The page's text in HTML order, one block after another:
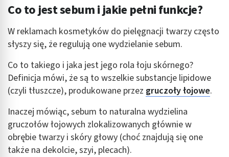
Co to jest sebum i jakie pełni funkcje?
W reklamach kosmetyków do pielęgnacji twarzy często
słyszy się, że regulują one wydzielanie sebum.
Co to takiego i jaka jest jego rola łoju skórnego?
Definicja mówi, że są to wszelkie substancje lipidowe
(czyli tłuszcze), produkowane przez gruczoły łojowe.
Inaczej mówiąc, sebum to naturalna wydzielina
gruczołów łojowych zlokalizowanych głównie w
obrębie twarzy i skóry głowy (choć znajdują się one
także na dekolcie, szyi, plecach).